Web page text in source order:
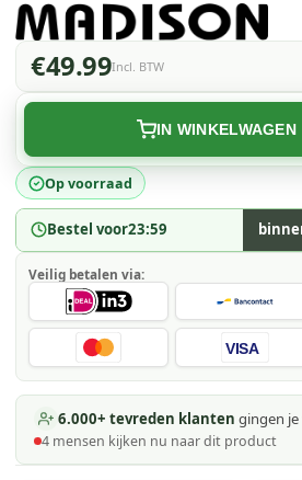
€49.99Incl. BTW
Op voorraad
Bestel voor23:59
IN WINKELWAGEN
Veilig betalen via:
VISA
6.000+ tevreden klanten gingen
4 mensen kijken nu naar dit product